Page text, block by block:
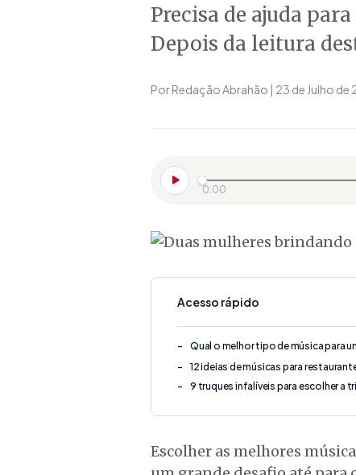
Precisa de ajuda
Depois da leitura
Por Redação Abrahão | 23 de Julho
0:00
Acesso rápido
Qual o melhor tipo de música para
12 ideias de músicas para
9 truques infalíveis para escolher a
Escolher as melhores